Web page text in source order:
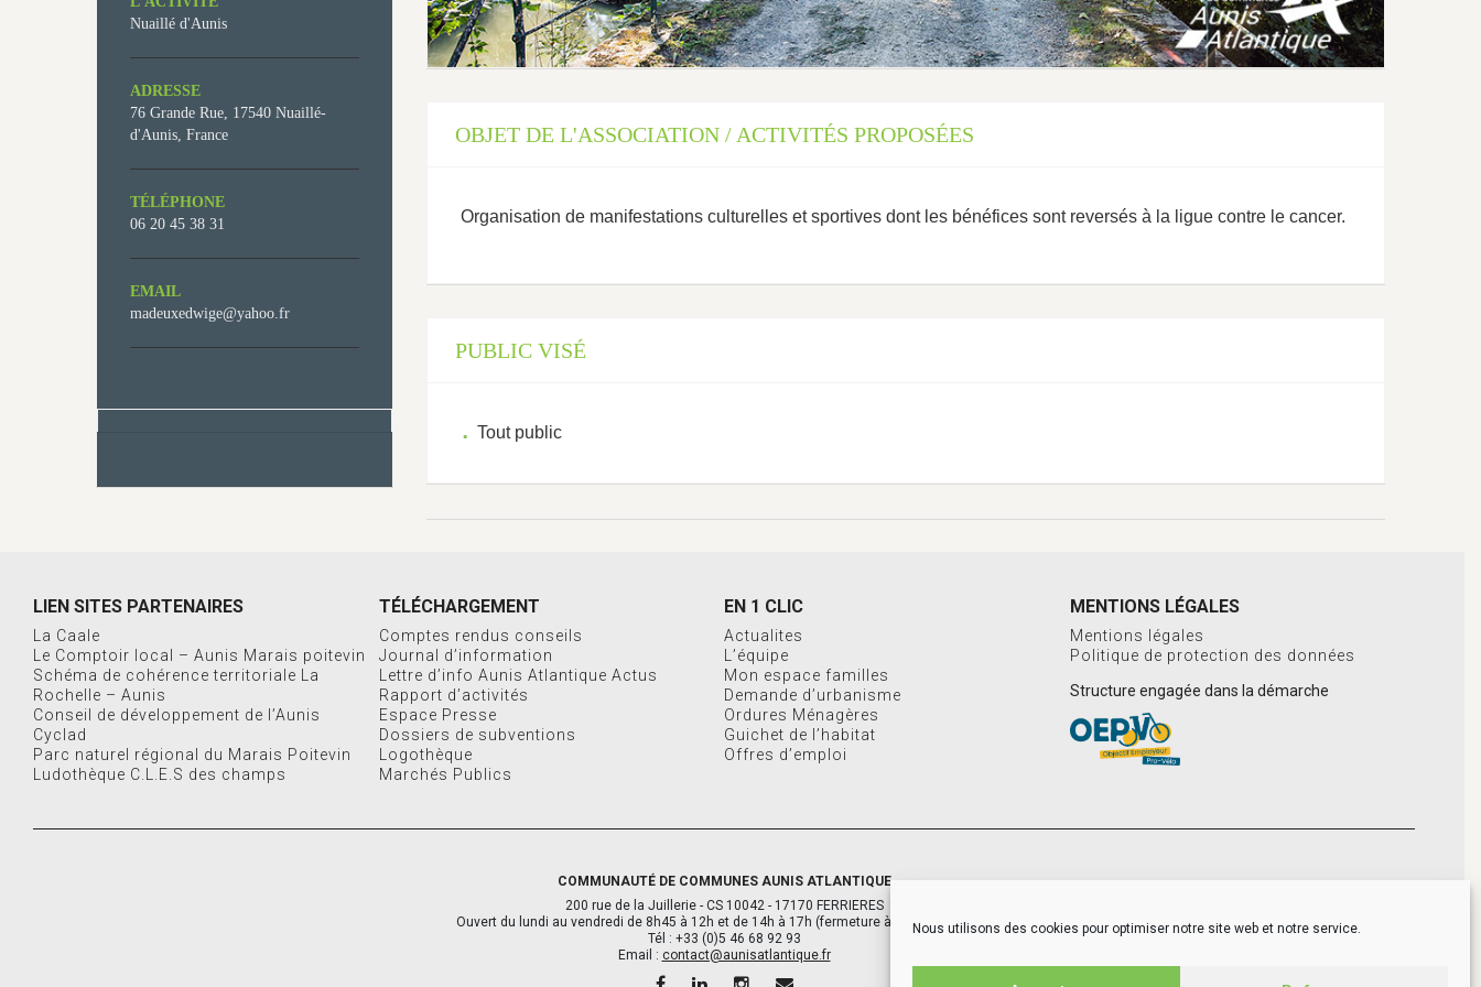
Nous utilisons des cookies pour optimiser notre site web et notre service.
OFFRES D’EMPLOI
OBJET DE L'ASSOCIATION / ACTIVITÉS PROPOSÉES
Organisation de manifestations culturelles et sportives dont les bénéfices sont reversés à la ligue contre le cancer.
PUBLIC VISÉ
Tout public
Nuaillé d'Aunis
ADRESSE
76 Grande Rue, 17540 Nuaillé-
d'Aunis, France
TÉLÉPHONE
06 20 45 38 31
EMAIL
madeuxedwige@yahoo.fr
LIEN SITES PARTENAIRES
La Caale
Le Comptoir local – Aunis Marais poitevin
Schéma de cohérence territoriale La
Rochelle – Aunis
Conseil de développement de l’Aunis
Cyclad
Parc naturel régional du Marais Poitevin
Ludothèque C.L.E.S des champs
TÉLÉCHARGEMENT
Comptes rendus conseils
Journal d’information
Lettre d’info Aunis Atlantique Actus
Rapport d’activités
Espace Presse
Dossiers de subventions
Logothèque
Marchés Publics
EN 1 CLIC
Actualites
L’équipe
Mon espace familles
Demande d’urbanisme
Ordures Ménagères
Guichet de l’habitat
Offres d’emploi
MENTIONS LÉGALES
Mentions légales
Politique de protection des données
Structure engagée dans la démarche
COMMUNAUTÉ DE COMMUNES AUNIS ATLANTIQUE
200 rue de la Juillerie - CS 10042 - 17170 FERRIERES
Ouvert du lundi au vendredi de 8h45 à 12h et de 14h à 17h (fermeture à 16h le vendredi)
Tél : +33 (0)5 46 68 92 93
Email : contact@aunisatlantique.fr